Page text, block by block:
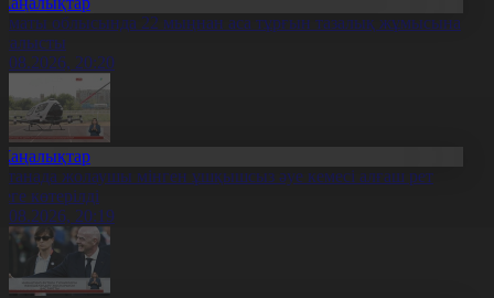
облысында 22 мыңнан аса тұрғын тазалық жұмысына
20:20
жолаушы мінген ұшқышсыз әуе кемесі алғаш рет
көтерілді
20:19